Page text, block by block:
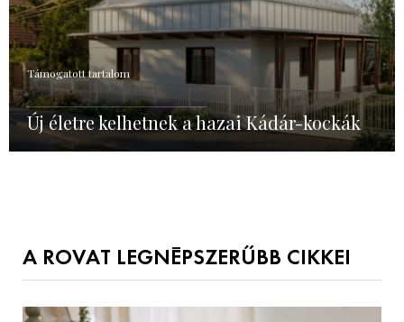
Támogatott tartalom
Új életre kelhetnek a hazai Kádár-kockák
A ROVAT LEGNÉPSZERŰBB CIKKEI